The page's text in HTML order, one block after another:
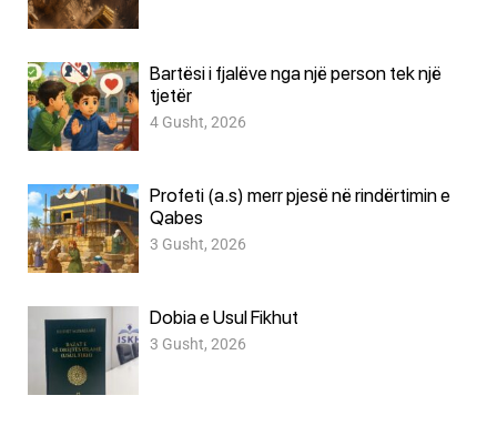
Bartësi i fjalëve nga një person tek një
tjetër
4 Gusht, 2026
Profeti (a.s) merr pjesë në rindërtimin e
Qabes
3 Gusht, 2026
Dobia e Usul Fikhut
3 Gusht, 2026